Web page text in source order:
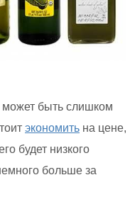
может быть слишком
экономить на цене,
будет низкого
больше за